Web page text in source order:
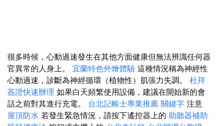
很多時候，心動過速發生在其他方面健康但無法辨識任何器
官異常的人身上。 宜蘭特色外燴體驗 這種情況稱為神經性
心動過速，診斷為神經循環（植物性）肌張力失調。 杜拜
簽證快速辦理 如果白天頻繁使用設備，建議在開始新的會
話之前對其進行充電。 台北記帳士專業推薦 關鍵字 注意
屋頂防水 若發生緊急情況，請按下遙控器上的 助聽器補助